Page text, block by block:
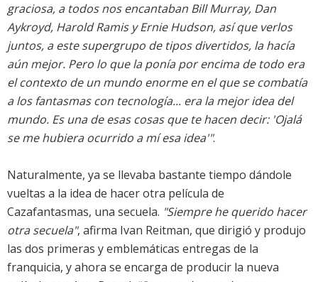
graciosa, a todos nos encantaban Bill Murray, Dan
Aykroyd, Harold Ramis y Ernie Hudson, así que verlos
juntos, a este supergrupo de tipos divertidos, la hacía
aún mejor. Pero lo que la ponía por encima de todo era
el contexto de un mundo enorme en el que se combatía
a los fantasmas con tecnología... era la mejor idea del
mundo. Es una de esas cosas que te hacen decir: 'Ojalá
se me hubiera ocurrido a mí esa idea'".
Naturalmente, ya se llevaba bastante tiempo dándole
vueltas a la idea de hacer otra película de
Cazafantasmas, una secuela. "Siempre he querido hacer
otra secuela", afirma Ivan Reitman, que dirigió y produjo
las dos primeras y emblemáticas entregas de la
franquicia, y ahora se encarga de producir la nueva